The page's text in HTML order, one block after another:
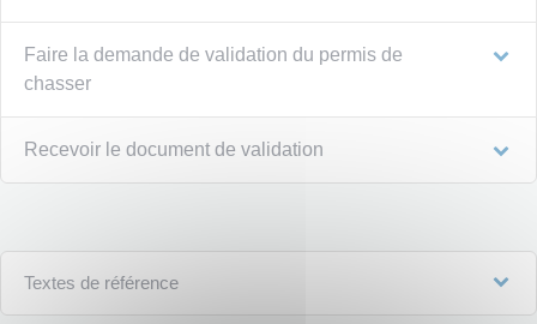
Faire la demande de validation du permis de
chasser
Recevoir le document de validation
Textes de référence